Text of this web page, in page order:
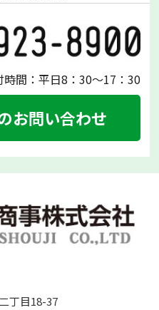
時間：平日8：30～17：30
お問い合わせ
丁目18-37